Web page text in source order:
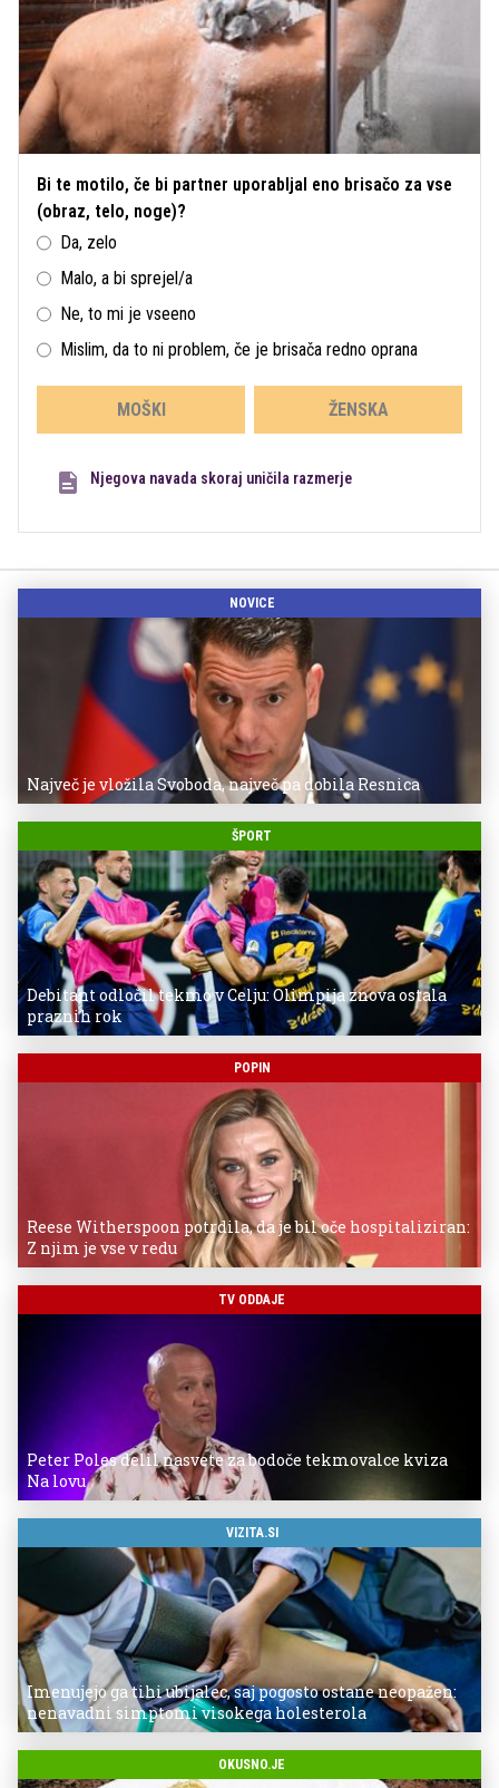
Bi te motilo, če bi partner uporabljal eno brisačo za vse
(obraz, telo, noge)?
Da, zelo
Malo, a bi sprejel/a
Ne, to mi je vseeno
Mislim, da to ni problem, če je brisača redno oprana
MOŠKI ŽENSKA
Njegova navada skoraj uničila razmerje
NOVICE
Največ je vložila Svoboda, največ pa dobila Resnica
ŠPORT
Debitant odločil tekmo v Celju: Olimpija znova ostala
praznih rok
POPIN
Reese Witherspoon potrdila, da je bil oče hospitaliziran:
Z njim je vse v redu
TV ODDAJE
Peter Poles delil nasvete za bodoče tekmovalce kviza
Na lovu
VIZITA.SI
Imenujejo ga tihi ubijalec, saj pogosto ostane neopažen:
nenavadni simptomi visokega holesterola
OKUSNO.JE